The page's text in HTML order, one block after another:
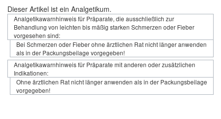
Dieser Artikel ist ein Analgetikum.
Analgetikawarnhinweis für Präparate, die ausschließlich zur
Behandlung von leichten bis mäßig starken Schmerzen oder Fieber
vorgesehen sind:
Bei Schmerzen oder Fieber ohne ärztlichen Rat nicht länger anwenden
als in der Packungsbeilage vorgegeben!
Analgetikawarnhinweis für Präparate mit anderen oder zusätzlichen
Indikationen:
Ohne ärztlichen Rat nicht länger anwenden als in der Packungsbeilage
vorgegeben!